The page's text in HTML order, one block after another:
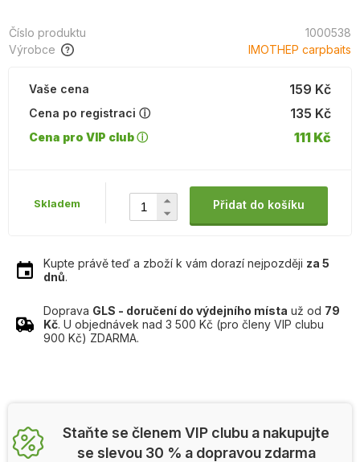
Číslo produktu
1000538
Výrobce
IMOTHEP carpbaits
159 Kč
Vaše cena
Cena po registraci ⓘ
135 Kč
Cena pro VIP club ⓘ 111 Kč
Skladem Přidat do košíku
Kupte právě teď a zboží k vám dorazí nejpozději za 5
dnů.
Doprava GLS - doručení do výdejního místa už od 79
Kč. U objednávek nad 3 500 Kč (pro členy VIP clubu
900 Kč) ZDARMA.
Staňte se členem VIP clubu a nakupujte
se slevou 30 % a dopravou zdarma